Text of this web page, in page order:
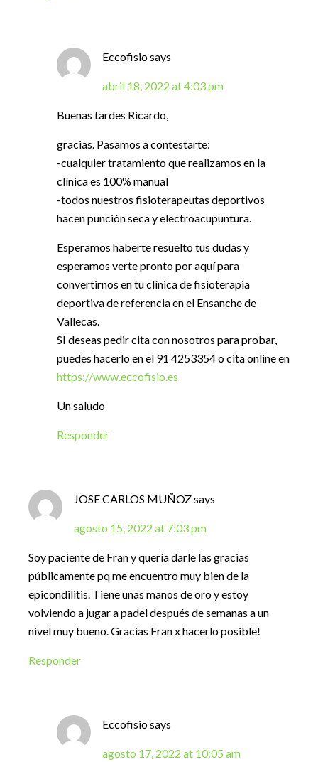
Eccofisiosays
abril 18, 2022 at 4:03 pm
Buenas tardes Ricardo,
gracias. Pasamos a contestarte:
-cualquier tratamiento que realizamos en la
clínica es 100% manual
-todos nuestros fisioterapeutas deportivos
hacen punción seca y electroacupuntura.
Esperamos haberte resuelto tus dudas y
esperamos verte pronto por aquí para
convertirnos en tu clínica de fisioterapia
deportiva de referencia en el Ensanche de
Vallecas.
SI deseas pedir cita con nosotros para probar,
puedes hacerlo en el 91 4253354 o cita online en
https://www.eccofisio.es
Un saludo
Responder
JOSE CARLOS MUÑOZsays
agosto 15, 2022 at 7:03 pm
Soy paciente de Fran y quería darle las gracias
públicamente pq me encuentro muy bien de la
epicondilitis. Tiene unas manos de oro y estoy
volviendo a jugar a padel después de semanas a un
nivel muy bueno. Gracias Fran x hacerlo posible!
Responder
Eccofisiosays
agosto 17, 2022 at 10:05 am